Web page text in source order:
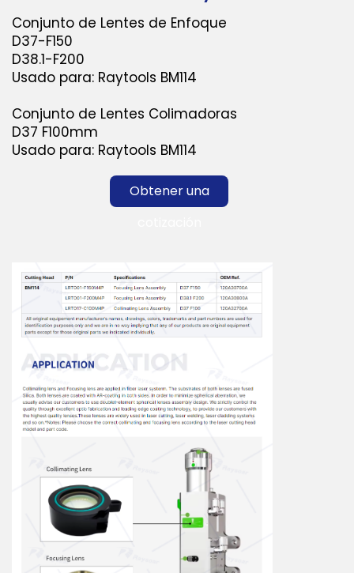
Conjunto de Lentes de Enfoque
D37-F150
D38.1-F200
Usado para: Raytools BM114
Conjunto de Lentes Colimadoras
D37 F100mm
Usado para: Raytools BM114
Obtener una